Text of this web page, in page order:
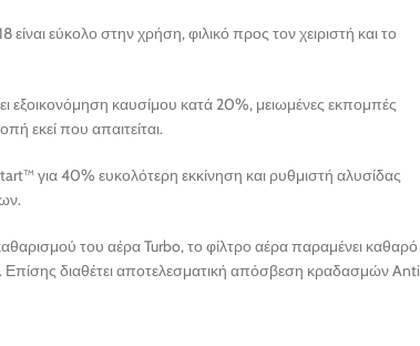
εύκολο στην χρήση, φιλικό προς τον χειριστή και το
εξοικονόμηση καυσίμου κατά 20%, μειωμένες εκπομπές
εκεί που απαιτείται.
για 40% ευκολότερη εκκίνηση και ρυθμιστή αλυσίδας
του αέρα Turbo, το φίλτρο αέρα παραμένει καθαρό
Επίσης διαθέτει αποτελεσματική απόσβεση κραδασμών Anti